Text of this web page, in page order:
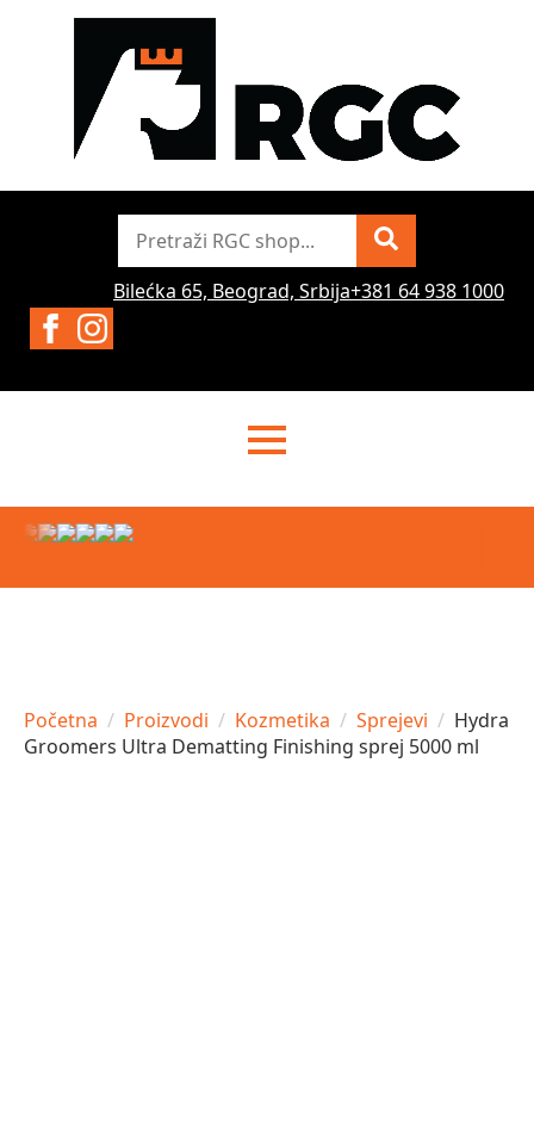
Bilećka 65, Beograd, Srbija+381 64 938 1000
Početna Proizvodi Kozmetika Sprejevi
Hydra
Groomers Ultra Dematting Finishing sprej 5000 ml